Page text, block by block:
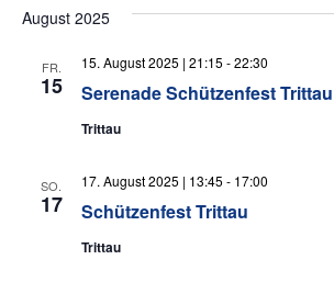
August 2025
FR.
15 Serenade Schützenfest Trittau
15. August 2025 | 21:15 -22:30
Trittau
SO.
17 Schützenfest Trittau
17. August 2025 | 13:45 - 17:00
Trittau